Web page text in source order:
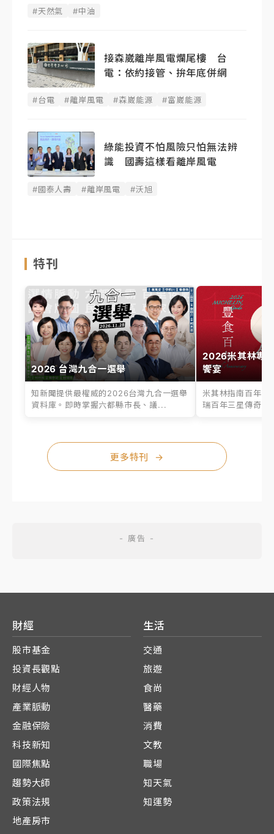
#天然氣 #中油
接森崴離岸風電爛尾樓 台
電：依約接管、拚年底併網
#台電 #離岸風電 #森崴能源 #富崴能源
綠能投資不怕風險只怕無法辨
識 國壽這樣看離岸風電
#國泰人壽 #離岸風電 #沃旭
特刊
2026 台灣九合一選舉
知新聞提供最權威的2026台灣九合一選舉
資料庫。即時掌握六都縣市長、議...
2026米其林專
饗宴
米其林指南百年之
瑞百年三星傳奇、
更多特刊 →
財經
股市基金
投資長觀點
財經人物
產業脈動
金融保險
科技新知
國際焦點
趨勢大師
政策法規
地產房市
生活
交通
旅遊
食尚
醫藥
消費
文教
職場
知天氣
知運勢